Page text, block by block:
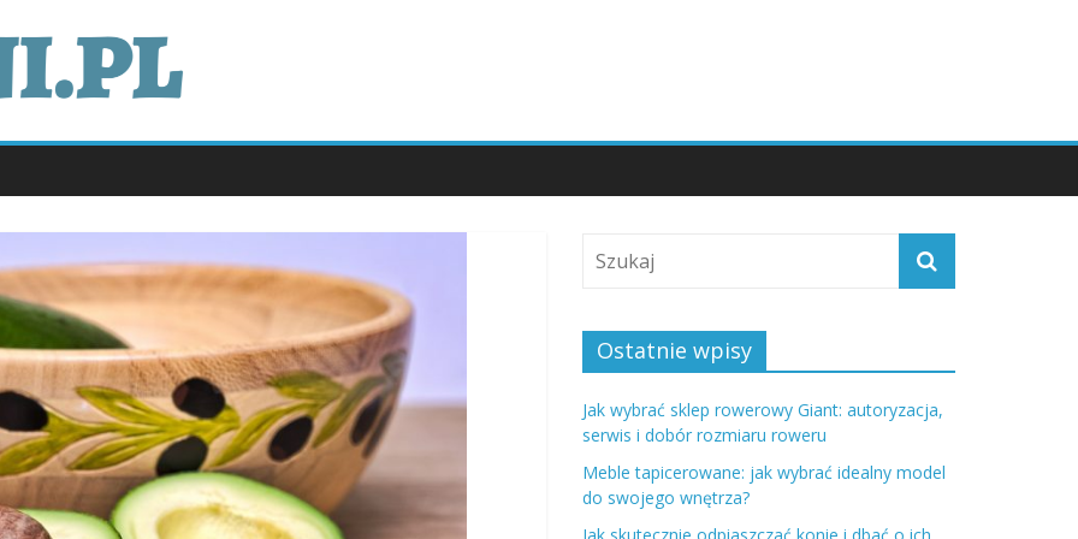
Ostatnie wpisy
Jak wybrać sklep rowerowy Giant: autoryzacja,
serwis i dobór rozmiaru roweru
Meble tapicerowane: jak wybrać idealny model
do swojego wnętrza?